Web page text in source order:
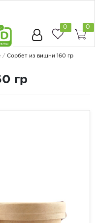
0 0
Сорбет из вишни 160 гр
гр